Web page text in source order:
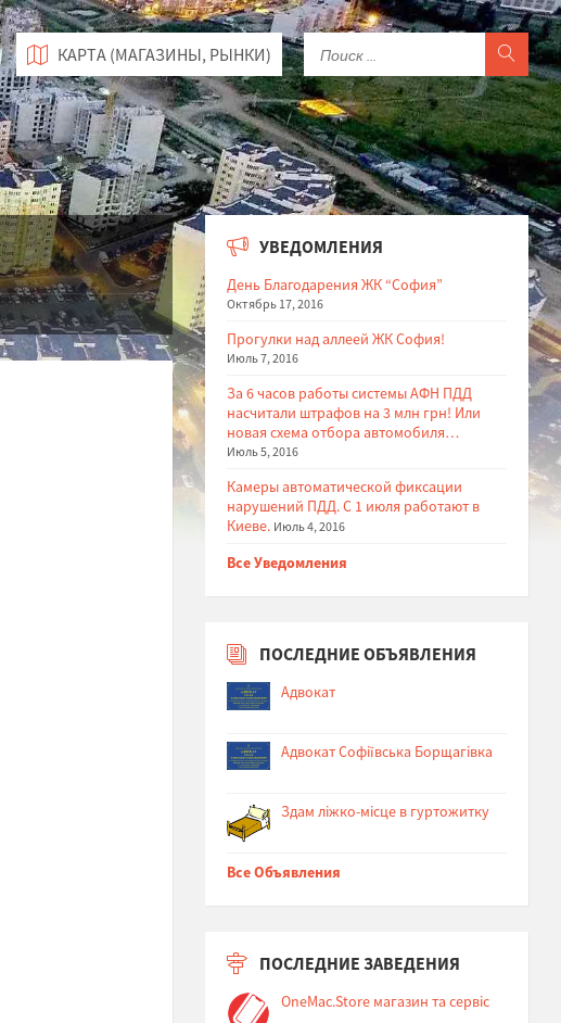
КАРТА (МАГАЗИНЫ, РЫНКИ)
УВЕДОМЛЕНИЯ
День Благодарения ЖК “София”
Октябрь 17, 2016
Прогулки над аллеей ЖК София!
Июль 7, 2016
За 6 часов работы системы АФН ПДД
насчитали штрафов на 3 млн грн! Или
новая схема отбора автомобиля…
Июль 5, 2016
Камеры автоматической фиксации
нарушений ПДД. С 1 июля работают в
Киеве. Июль 4, 2016
Все Уведомления
ПОСЛЕДНИЕ ОБЪЯВЛЕНИЯ
Адвокат
Адвокат Софіївська Борщагівка
Здам ліжко-місце в гуртожитку
Все Объявления
ПОСЛЕДНИЕ ЗАВЕДЕНИЯ
OneMac.Store магазин та сервіс